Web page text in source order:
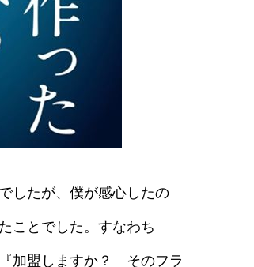
したが、僕が感心したの
ことでした。すなわち
加盟しますか？ そのフラ